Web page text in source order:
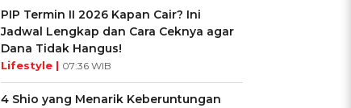
PIP Termin II 2026 Kapan Cair? Ini
Jadwal Lengkap dan Cara Ceknya agar
Dana Tidak Hangus!
Lifestyle | 07:36 WIB
4 Shio yang Menarik Keberuntungan